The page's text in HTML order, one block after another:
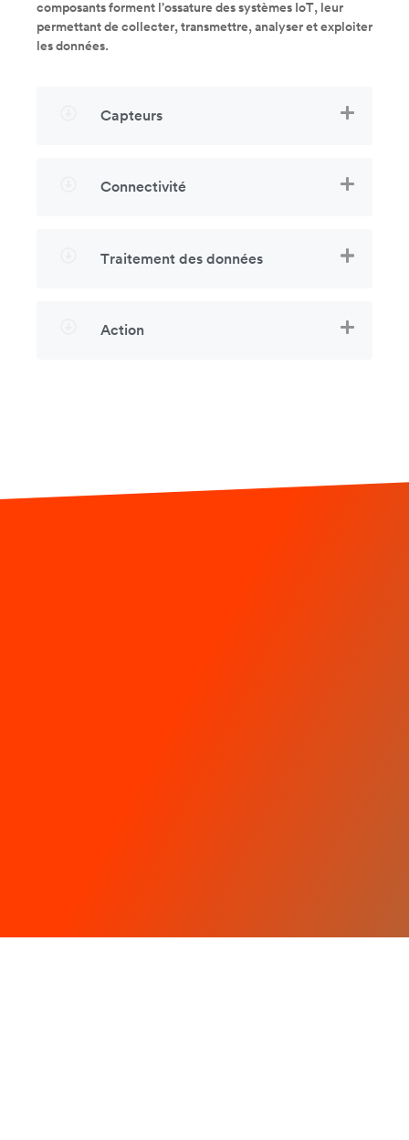
composants forment l’ossature des systèmes IoT, leur
permettant de collecter, transmettre, analyser et exploiter
les données.
Capteurs
Connectivité
Traitement des données
Action